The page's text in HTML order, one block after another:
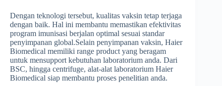
Dengan teknologi tersebut, kualitas vaksin tetap terjaga
dengan baik. Hal ini membantu memastikan efektivitas
program imunisasi berjalan optimal sesuai standar
penyimpanan global.Selain penyimpanan vaksin, Haier
Biomedical memiliki range product yang beragam
untuk mensupport kebutuhan laboratorium anda. Dari
BSC, hingga centrifuge, alat-alat laboratorium Haier
Biomedical siap membantu proses penelitian anda.